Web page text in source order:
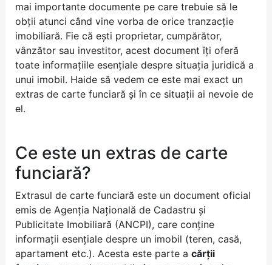
mai importante documente pe care trebuie să le
obții atunci când vine vorba de orice tranzacție
imobiliară. Fie că ești proprietar, cumpărător,
vânzător sau investitor, acest document îți oferă
toate informațiile esențiale despre situația juridică a
unui imobil. Haide să vedem ce este mai exact un
extras de carte funciară și în ce situații ai nevoie de
el.
Ce este un extras de carte
funciară?
Extrasul de carte funciară este un document oficial
emis de Agenția Națională de Cadastru și
Publicitate Imobiliară (ANCPI), care conține
informații esențiale despre un imobil (teren, casă,
apartament etc.). Acesta este parte a cărții